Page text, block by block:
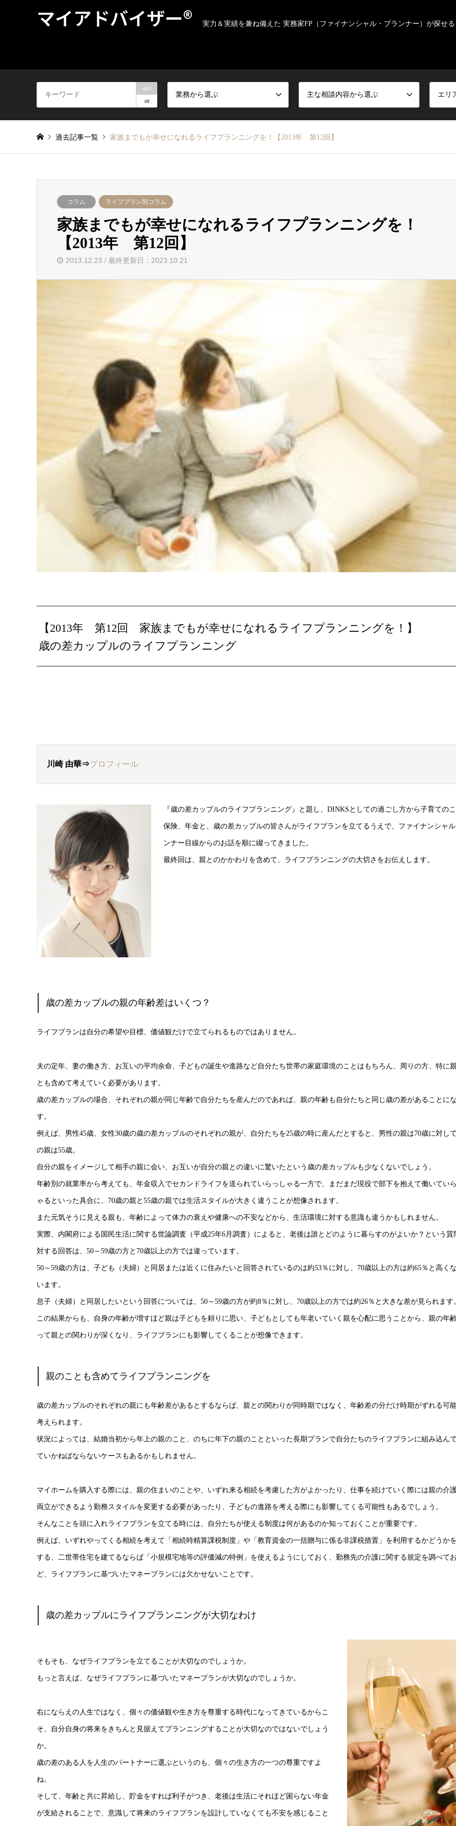
マイアドバイザー® 実力＆実績を兼ね備えた 実務家FP（ファイナンシャル・プランナー）が探せる
and
or
業務から選ぶ 主な相談内容から選ぶ エリ
過去記事一覧 家族までもが幸せになれるライフプランニングを！【2013年 第12回】
コラム ライフプラン別コラム
家族までもが幸せになれるライフプランニングを！
【2013年 第12回】
2013.12.23 / 最終更新日：2023.10.21
【2013年 第12回 家族までもが幸せになれるライフプランニングを！】
歳の差カップルのライフプランニング
川崎 由華⇒プロフィール
『歳の差カップルのライフプランニング』と題し、DINKSとしての過ごし方から子育てのこ
保険、年金と、歳の差カップルの皆さんがライフプランを立てるうえで、ファイナンシャル
ンナー目線からのお話を順に綴ってきました。
最終回は、親とのかかわりを含めて、ライフプランニングの大切さをお伝えします。
歳の差カップルの親の年齢差はいくつ？
ライフプランは自分の希望や目標、価値観だけで立てられるものではありません。
夫の定年、妻の働き方、お互いの平均余命、子どもの誕生や進路など自分たち世帯の家庭環境のことはもちろん、周りの方、特に
とも含めて考えていく必要があります。
歳の差カップルの場合、それぞれの親が同じ年齢で自分たちを産んだのであれば、親の年齢も自分たちと同じ歳の差があることに
す。
例えば、男性45歳、女性30歳の歳の差カップルのそれぞれの親が、自分たちを25歳の時に産んだとすると、男性の親は70歳に対し
の親は55歳。
自分の親をイメージして相手の親に会い、お互いが自分の親との違いに驚いたという歳の差カップルも少なくないでしょう。
年齢別の就業率から考えても、年金収入でセカンドライフを送られていらっしゃる一方で、まだまだ現役で部下を抱えて働いてい
ゃるといった具合に、70歳の親と55歳の親では生活スタイルが大きく違うことが想像されます。
また元気そうに見える親も、年齢によって体力の衰えや健康への不安などから、生活環境に対する意識も違うかもしれません。
実際、内閣府による国民生活に関する世論調査（平成25年6月調査）によると、老後は誰とどのように暮らすのがよいか？という質
対する回答は、50～59歳の方と70歳以上の方では違っています。
50～59歳の方は、子ども（夫婦）と同居または近くに住みたいと回答されているのは約53％に対し、70歳以上の方は約65％と高く
います。
息子（夫婦）と同居したいという回答については、50～59歳の方が約8％に対し、70歳以上の方では約26％と大きな差が見られます
この結果からも、自身の年齢が増すほど親は子どもを頼りに思い、子どもとしても年老いていく親を心配に思うことから、親の年
って親との関わりが深くなり、ライフプランにも影響してくることが想像できます。
親のことも含めてライフプランニングを
歳の差カップルのそれぞれの親にも年齢差があるとするならば、親との関わりが同時期ではなく、年齢差の分だけ時期がずれる可
考えられます。
状況によっては、結婚当初から年上の親のこと、のちに年下の親のことといった長期プランで自分たちのライフプランに組み込ん
ていかねばならないケースもあるかもしれません。
マイホームを購入する際には、親の住まいのことや、いずれ来る相続を考慮した方がよかったり、仕事を続けていく際には親の介
両立ができるよう勤務スタイルを変更する必要があったり、子どもの進路を考える際にも影響してくる可能性もあるでしょう。
そんなことを頭に入れライフプランを立てる時には、自分たちが使える制度は何があるのか知っておくことが重要です。
例えば、いずれやってくる相続を考えて「相続時精算課税制度」や「教育資金の一括贈与に係る非課税措置」を利用するかどうか
する、二世帯住宅を建てるならば「小規模宅地等の評価減の特例」を使えるようにしておく、勤務先の介護に関する規定を調べて
ど、ライフプランに基づいたマネープランには欠かせないことです。
歳の差カップルにライフプランニングが大切なわけ
そもそも、なぜライフプランを立てることが大切なのでしょうか。
もっと言えば、なぜライフプランに基づいたマネープランが大切なのでしょうか。
右にならえの人生ではなく、個々の価値観や生き方を尊重する時代になってきているからこ
そ、自分自身の将来をきちんと見据えてプランニングすることが大切なのではないでしょう
か。
歳の差のある人を人生のパートナーに選ぶというのも、個々の生き方の一つの尊重ですよ
ね。
そして、年齢と共に昇給し、貯金をすれば利子がつき、老後は生活にそれほど困らない年金
が支給されることで、意識して将来のライフプランを設計していなくても不安を感じること